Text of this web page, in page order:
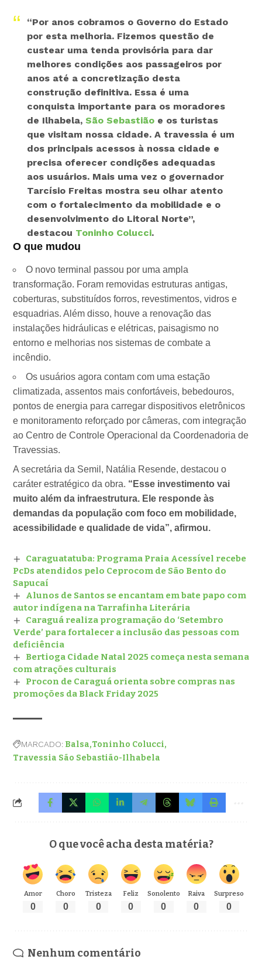
“Por anos cobramos o Governo do Estado
por esta melhoria. Fizemos questão de
custear uma tenda provisória para dar
melhores condições aos passageiros por
anos até a concretização desta
construção definitiva. Essa é uma
conquista importante para os moradores
de Ilhabela,São Sebastião e os turistas
que visitam nossa cidade. A travessia é um
dos principais acessos à nossa cidade e
precisa oferecer condições adequadas
aos usuários. Mais uma vez o governador
Tarcísio Freitas mostra seu olhar atento
com o fortalecimento da mobilidade e o
desenvolvimento do Litoral Norte”,
destacou Toninho Colucci.
O que mudou
O novo terminal passou por uma ampla
transformação. Foram removidas estruturas antigas,
coberturas, substituídos forros, revestimentos, vidros e
esquadrias. Além disso, houve a renovação das
instalações hidráulicas e elétricas, paisagismo no
entorno e melhorias nos sistemas de combate a
incêndio.
Os usuários agora contam com uma estação
climatizada, assentos mais confortáveis, bebedouros,
pontos de energia para carregar dispositivos eletrônicos
e monitoramento reforçado por câmeras, com integração
ao Centro de Controle Operacional da Coordenadoria de
Travessias.
A secretária da Semil, Natália Resende, destacou o
caráter estratégico da obra. “Esse investimento vai
muito além da infraestrutura. Ele responde às
demandas da população com foco em mobilidade,
acessibilidade e qualidade de vida”, afirmou.
Caraguatatuba: Programa Praia Acessível recebe
PcDs atendidos pelo Ceprocom de São Bento do
Sapucaí
Alunos de Santos se encantam em bate papo com
autor indígena na Tarrafinha Literária
Caraguá realiza programação do ‘Setembro
Verde’ para fortalecer a inclusão das pessoas com
deficiência
Bertioga Cidade Natal 2025 começa nesta semana
com atrações culturais
Procon de Caraguá orienta sobre compras nas
promoções da Black Friday 2025
MARCADO: Balsa Toninho Colucci
Travessia São Sebastião-Ilhabela
O que você acha desta matéria?
Amor
0
Choro
0
Tristeza
0
Feliz
0
Sonolento
0
Raiva
0
Surpreso
0
Nenhum comentário